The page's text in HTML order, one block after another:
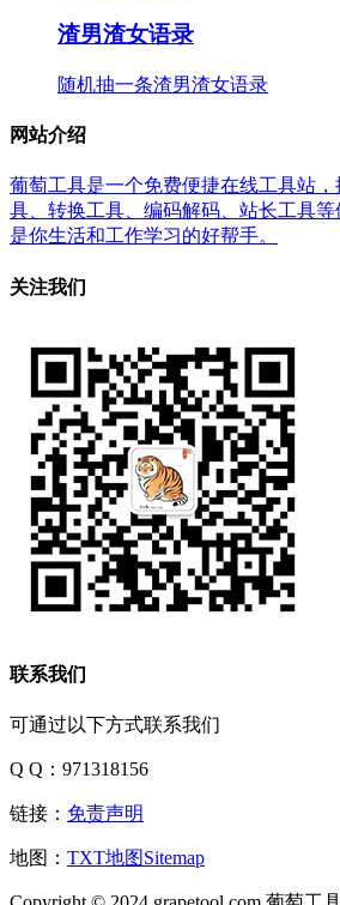
渣男渣女语录
随机抽一条渣男渣女语录
网站介绍
葡萄工具是一个免费便捷在线工具站
具、转换工具、编码解码、站长工具等
是你生活和工作学习的好帮手。
关注我们
联系我们
可通过以下方式联系我们
Q Q：971318156
链接： 免责声明
地图： TXT地图Sitemap